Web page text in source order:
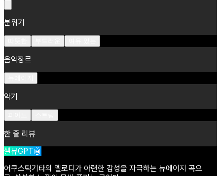
분위기
음악장르
악기
한 줄 리뷰
셀뮤GPT🤖
어쿠스틱기타의 멜로디가 아련한 감성을 자극하는 뉴에이지 곡으